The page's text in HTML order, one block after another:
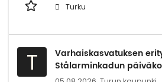
Turku
T
Varhaiskasvatuksen
Stålarminkadun